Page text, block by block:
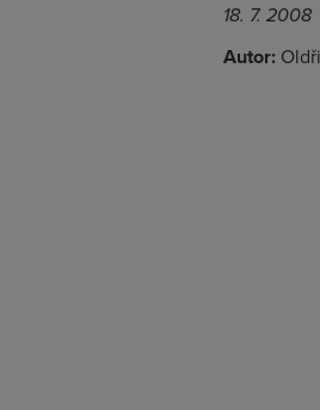
18. 7. 2008
Autor: